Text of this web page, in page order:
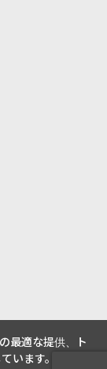
最適な提供、ト
います。